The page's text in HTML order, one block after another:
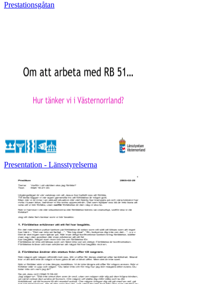
Prestationsgåtan
Presentation - Länsstyrelserna